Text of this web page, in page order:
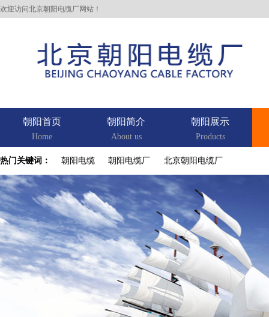
欢迎访问北京朝阳电缆厂网站！
朝阳首页
Home
朝阳简介
About us
朝阳展示
Products
热门关键词： 朝阳电缆 朝阳电缆厂 北京朝阳电缆厂